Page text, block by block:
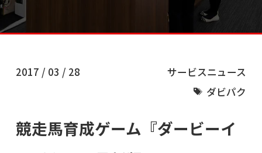
2017 / 03 / 28
サービスニュース
ダビパク
競走馬育成ゲーム『ダービーイ